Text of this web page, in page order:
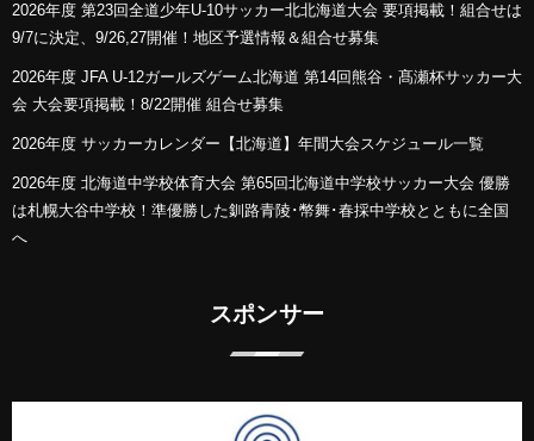
2026年度 第23回全道少年U-10サッカー北北海道大会 要項掲載！組合せは
9/7に決定、9/26,27開催！地区予選情報＆組合せ募集
2026年度 JFA U-12ガールズゲーム北海道 第14回熊谷・髙瀬杯サッカー大
会 大会要項掲載！8/22開催 組合せ募集
2026年度 サッカーカレンダー【北海道】年間大会スケジュール一覧
2026年度 北海道中学校体育大会 第65回北海道中学校サッカー大会 優勝
は札幌大谷中学校！準優勝した釧路青陵･幣舞･春採中学校とともに全国
へ
スポンサー